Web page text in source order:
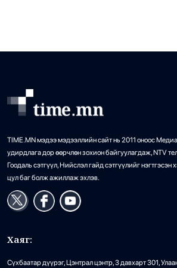
TIME.MN мэдээ мэдээллийн сайт нь 2011 оноос
удирдлага дор өөрчлөн зохион байгуулагдаж, NTV
Гоодаль сэтгүүл, Нийслэл гайд сэтгүүлийг нэгтгэсэн
цул баг болж ажиллаж эхлэв.
Хаяг:
Сүхбаатар дүүрэг, Цэнтрал цэнтр, 3 давхарт 301,